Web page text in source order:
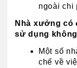
ngoài chi
Nhà xưởng có
sử dụng
Một số
chế về